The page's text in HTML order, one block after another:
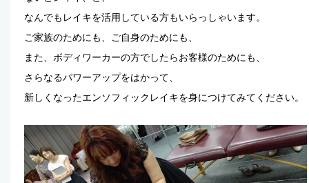
なんでもレイキを活用している方もいらっしゃいます。
ご家族のためにも、ご自身のためにも、
また、ボディワーカーの方でしたらお客様のためにも、
さらなるパワーアップをはかって、
新しくなったエンソフィックレイキを身につけてみてください。